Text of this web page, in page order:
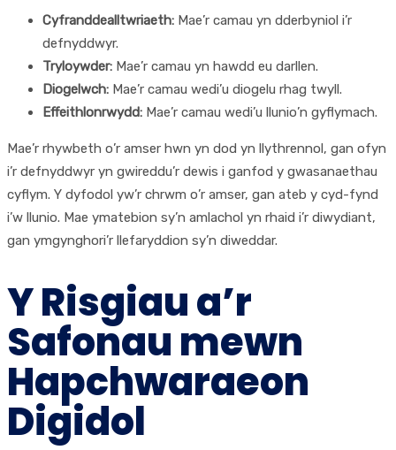
Cyfranddealltwriaeth: Mae’r camau yn dderbyniol i’r
defnyddwyr.
Tryloywder: Mae’r camau yn hawdd eu darllen.
Diogelwch: Mae’r camau wedi’u diogelu rhag twyll.
Effeithlonrwydd: Mae’r camau wedi’u llunio’n gyflymach.
Mae’r rhywbeth o’r amser hwn yn dod yn llythrennol, gan ofyn
i’r defnyddwyr yn gwireddu’r dewis i ganfod y gwasanaethau
cyflym. Y dyfodol yw’r chrwm o’r amser, gan ateb y cyd-fynd
i’w llunio. Mae ymatebion sy’n amlachol yn rhaid i’r diwydiant,
gan ymgynghori’r llefaryddion sy’n diweddar.
Y Risgiau a’r
Safonau mewn
Hapchwaraeon
Digidol